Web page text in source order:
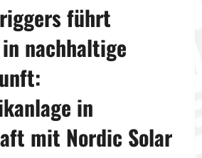
führt
nachhaltige
in
mit Nordic Solar